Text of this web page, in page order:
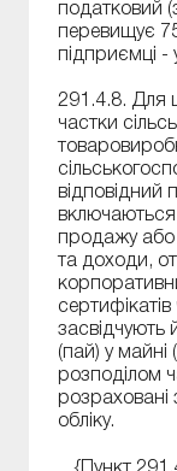
податковий
перевищує
підприємці -
291.4.8. Для
частки
відповідний
включаються
продажу або
та доходи,
засвідчують
(пай) у майні
розподілом
розраховані
обліку.